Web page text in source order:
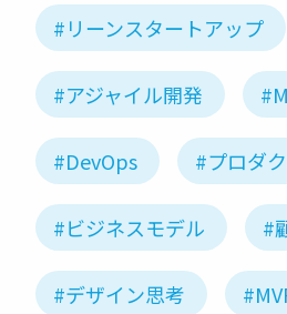
#リーンスタートアップ
#アジャイル開発
#DevOps #プロダ
#ビジネスモデル #
#デザイン思考